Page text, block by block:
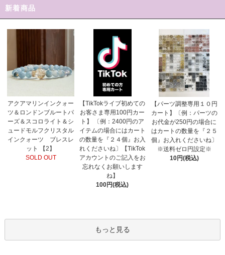
新着商品
アクアマリンインクォー
ツ＆ロンドンブルートパ
ーズ＆スコロライト＆シ
ュードモルフクリスタル
インクォーツ ブレスレ
ット 【2】
SOLD OUT
【TikTokライブ初めての
お客さま専用100円カー
ト】 〔例：2400円のア
イテムの場合にはカート
の数量を『２４個』お入
れくださいね〕【TikTok
アカウントのご記入をお
忘れなくお願いします
ね】
100円(税込)
【パーツ調整専用１０円
カート】〔例：パーツの
お代金が250円の場合に
はカートの数量を『２５
個』お入れくださいね〕
※送料ゼロ円設定※
10円(税込)
もっと見る